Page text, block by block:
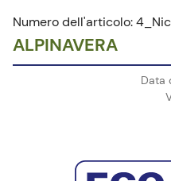
Numero dell'articolo:
ALPINAVERA
Data